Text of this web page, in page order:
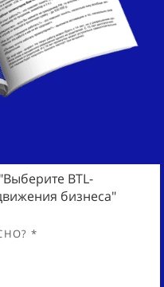
BTL-
бизнеса"
*